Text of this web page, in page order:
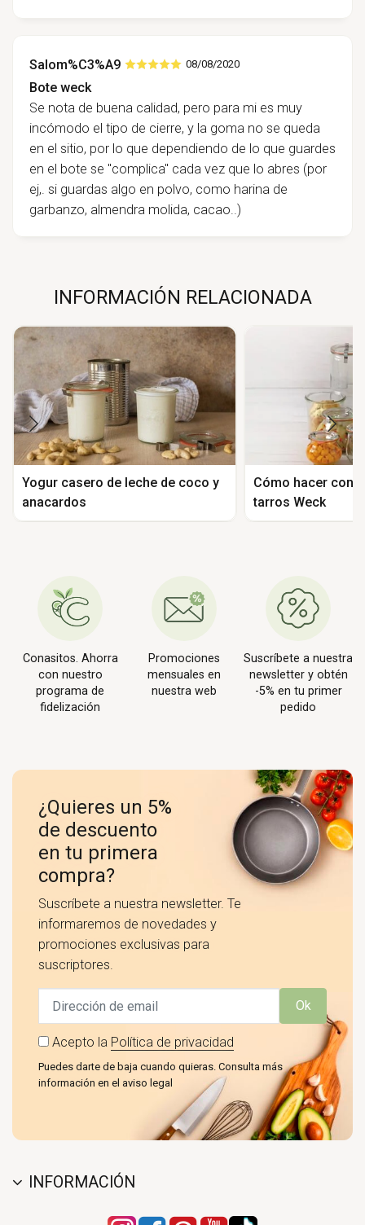
Salom%C3%A9 08/08/2020
Bote weck
Se nota de buena calidad, pero para mi es muy
incómodo el tipo de cierre, y la goma no se queda
en el sitio, por lo que dependiendo de lo que guardes
en el bote se "complica" cada vez que lo abres (por
ej,. si guardas algo en polvo, como harina de
garbanzo, almendra molida, cacao..)
INFORMACIÓN RELACIONADA
Yogur casero de leche de coco y
anacardos
Cómo hacer
tarros Weck
Conasitos. Ahorra
con nuestro
programa de
fidelización
Promociones
mensuales en
nuestra web
Suscríbete a nuestra
newsletter y obtén
-5% en tu primer
pedido
¿Quieres un 5%
de descuento
en tu primera
compra?
Suscríbete a nuestra newsletter. Te
informaremos de novedades y
promociones exclusivas para
suscriptores.
Ok
Acepto la Política de privacidad
Puedes darte de baja cuando quieras. Consulta más
información en el aviso legal
INFORMACIÓN